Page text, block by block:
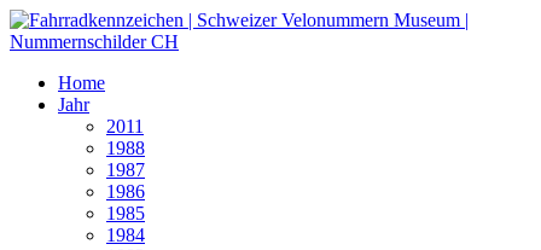
Home
Jahr
2011
1988
1987
1986
1985
1984